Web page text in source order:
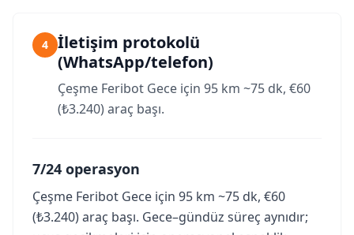
4
İletişim protokolü
(WhatsApp/telefon)
Çeşme Feribot Gece için 95 km ~75 dk, €60
(₺3.240) araç başı.
7/24 operasyon
Çeşme Feribot Gece için 95 km ~75 dk, €60
(₺3.240) araç başı. Gece–gündüz süreç aynıdır;